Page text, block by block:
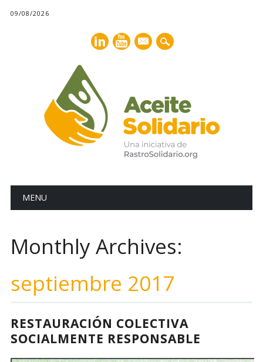
09/08/2026
mail
Main menu
MENU
Monthly Archives:
septiembre 2017
RESTAURACIÓN COLECTIVA
SOCIALMENTE RESPONSABLE